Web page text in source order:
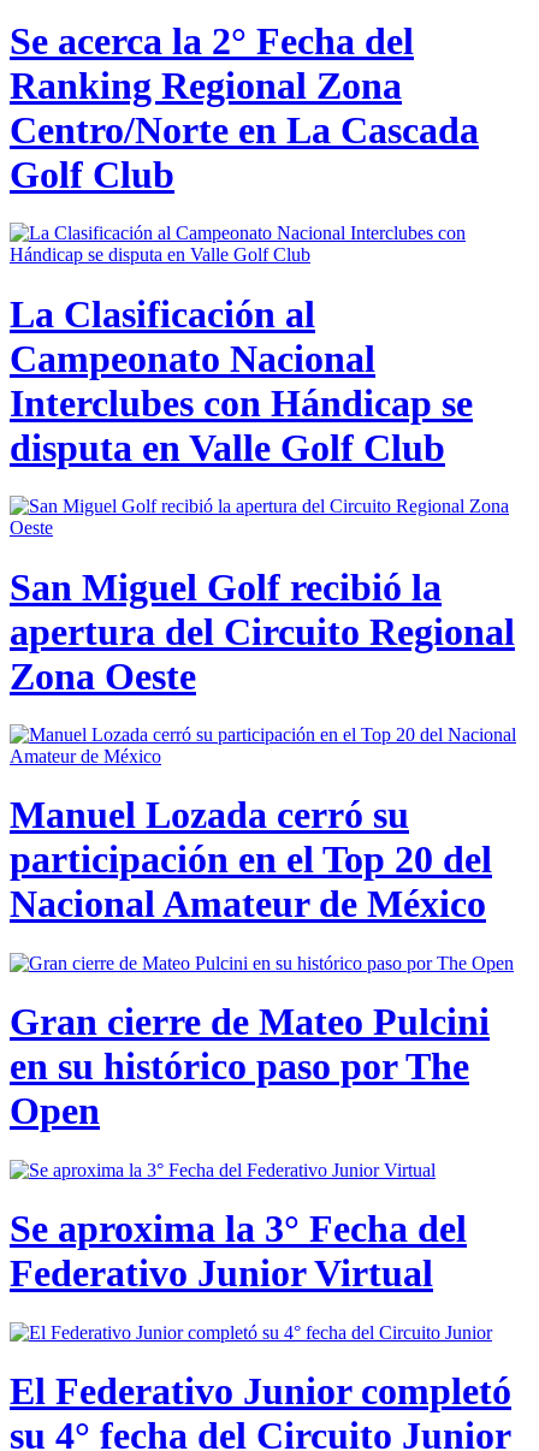
Se acerca la 2° Fecha del
Ranking Regional Zona
Centro/Norte en La Cascada
Golf Club
La Clasificación al
Campeonato Nacional
Interclubes con Hándicap se
disputa en Valle Golf Club
San Miguel Golf recibió la
apertura del Circuito Regional
Zona Oeste
Manuel Lozada cerró su
participación en el Top 20 del
Nacional Amateur de México
Gran cierre de Mateo Pulcini
en su histórico paso por The
Open
Se aproxima la 3° Fecha del
Federativo Junior Virtual
El Federativo Junior completó
su 4° fecha del Circuito Junior